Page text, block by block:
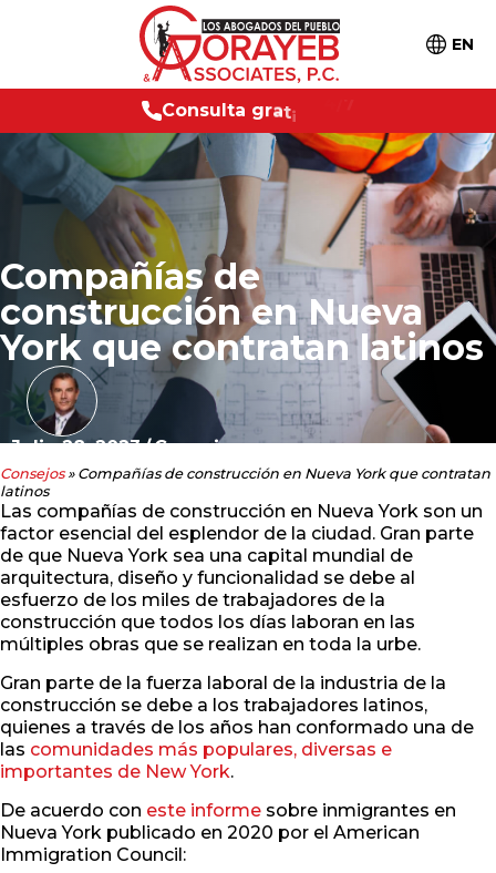
EN
Consulta grati
Compañías de
construcción en Nueva
York que contratan latinos
Julio 28, 2023/Consejos
Consejos» Compañías de construcción en Nueva York que contratan
latinos
Las compañías de construcción en Nueva York son un
factor esencial del esplendor de la ciudad. Gran parte
de que Nueva York sea una capital mundial de
arquitectura, diseño y funcionalidad se debe al
esfuerzo de los miles de trabajadores de la
construcción que todos los días laboran en las
múltiples obras que se realizan en toda la urbe.
Gran parte de la fuerza laboral de la industria de la
construcción se debe a los trabajadores latinos,
quienes a través de los años han conformado una de
las comunidades más populares, diversas e
importantes de New York.
De acuerdo con este informe sobre inmigrantes en
Nueva York publicado en 2020 por el American
Immigration Council: